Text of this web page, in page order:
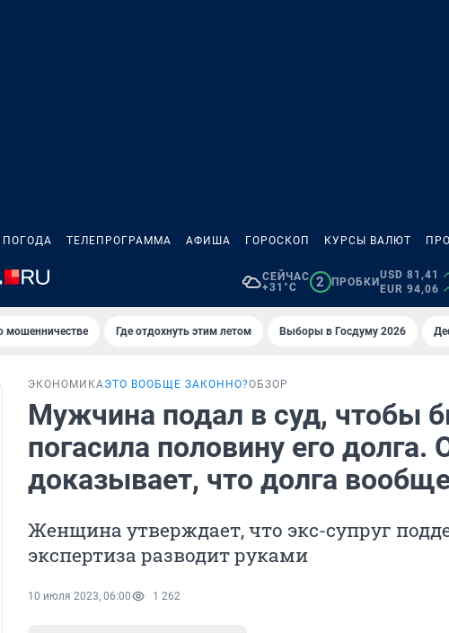
ПОГОДА ТЕЛЕПРОГРАММА АФИША ГОРОСКОП КУРСЫ ВАЛЮТ
СЕЙЧАС
+31°C
2 ПРОБКИ
USD 81,41
EUR 94,06
мошенничестве Где отдохнуть этим летом Выборы в Госдуму 2026
ЭКОНОМИКАЭТО ВООБЩЕ ЗАКОННО?ОБЗОР
Мужчина подал в суд, чтобы
погасила половину его долга.
доказывает, что долга
Женщина утверждает, что экс-супруг
экспертиза разводит руками
10 июля 2023, 06:00 1 262